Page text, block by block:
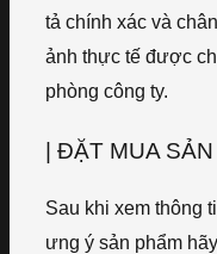
tả chính xác và
ảnh thực tế được
phòng công ty.
| ĐẶT MUA
Sau khi xem thông
ưng ý sản phẩm